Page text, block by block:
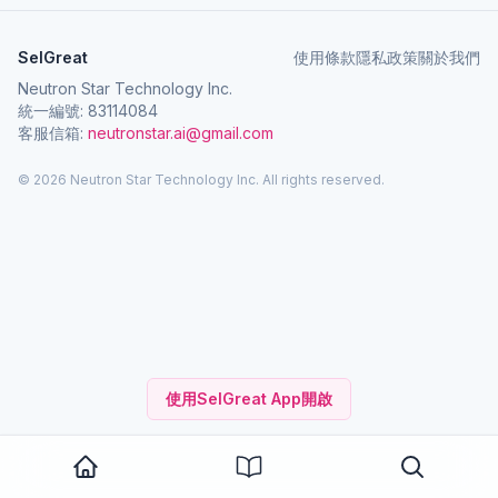
使用SelGreat App開啟
SelGreat
Neutron Star Technology Inc.
統一編號: 83114084
客服信箱: neutronstar.ai@gmail.com
使用條款隱私政策關於我們
© 2026 Neutron Star Technology Inc. All rights reserved.